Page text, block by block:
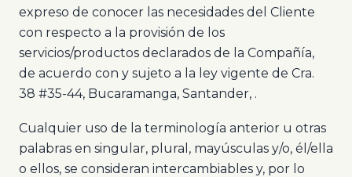
expreso de conocer las necesidades del Cliente
con respecto a la provisión de los
servicios/productos declarados de la Compañía,
de acuerdo con y sujeto a la ley vigente de Cra.
38 #35-44, Bucaramanga, Santander, .
Cualquier uso de la terminología anterior u otras
palabras en singular, plural, mayúsculas y/o, él/ella
o ellos, se consideran intercambiables y, por lo